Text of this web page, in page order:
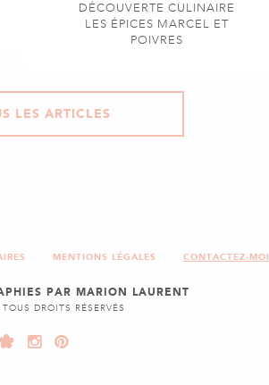
DÉCOUVERTE CULINAIRE
LES ÉPICES MARCEL ET
POIVRES
LES ARTICLES
MENTIONS LÉGALES CONTACTEZ-MOI
PAR MARION LAURENT
DROITS RÉSERVÉS